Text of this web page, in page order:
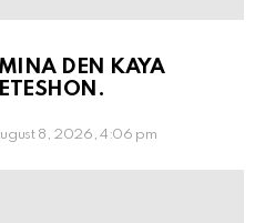
DEN KAYA
8, 2026, 4:06 pm